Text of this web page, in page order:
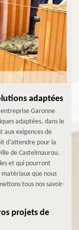
adaptées
Garonne
adaptées, dans le
aux exigences de
d’attendre pour la
de Castelmaurou.
et qui pourront
que nous
tous nos savoir-
projets de